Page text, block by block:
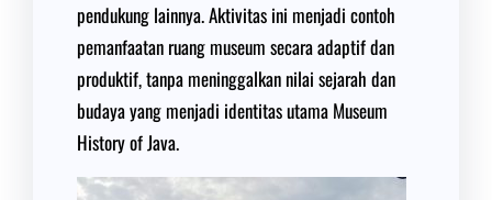
pendukung lainnya. Aktivitas ini menjadi contoh
pemanfaatan ruang museum secara adaptif dan
produktif, tanpa meninggalkan nilai sejarah dan
budaya yang menjadi identitas utama Museum
History of Java.